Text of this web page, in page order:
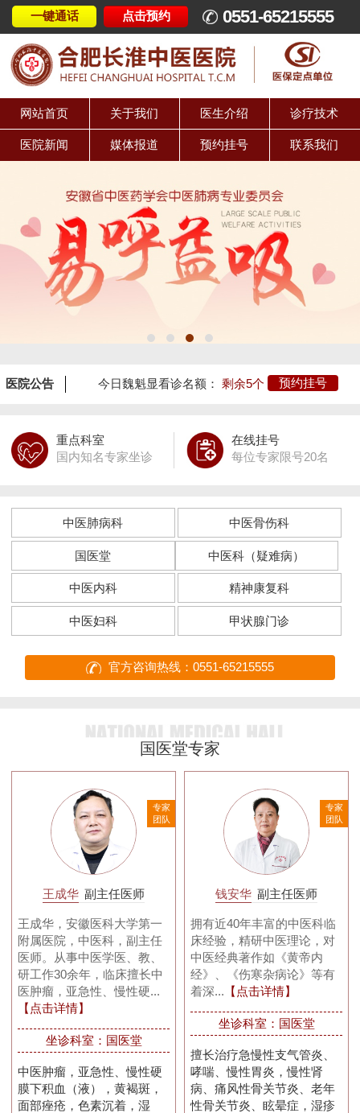
一键通话 点击预约 0551-65215555
网站首页 关于我们 医生介绍 诊疗技术
医院新闻 媒体报道 预约挂号 联系我们
医院公告 今日魏魁显看诊名额： 剩余5个 预约挂号
重点科室
国内知名专家坐诊
在线挂号
每位专家限号20名
中医肺病科 中医骨伤科
国医堂 中医科（疑难病）
中医内科 精神康复科
中医妇科 甲状腺门诊
官方咨询热线：0551-65215555
国医堂专家
王成华 副主任医师
王成华，安徽医科大学第一
附属医院，中医科，副主任
医师。从事中医学医、教、
研工作30余年，临床擅长中
医肿瘤，亚急性、慢性硬...
【点击详情】
坐诊科室：国医堂
中医肿瘤，亚急性、慢性硬
膜下积血（液），黄褐斑，
面部痤疮，色素沉着，湿
专家
团队
钱安华 副主任医师
拥有近40年丰富的中医科临
床经验，精研中医理论，对
中医经典著作如《黄帝内
经》、《伤寒杂病论》等有
着深... 【点击详情】
坐诊科室：国医堂
擅长治疗急慢性支气管炎、
哮喘、慢性胃炎，慢性肾
病、痛风性骨关节炎、老年
性骨关节炎、眩晕症，湿疹
专家
团队